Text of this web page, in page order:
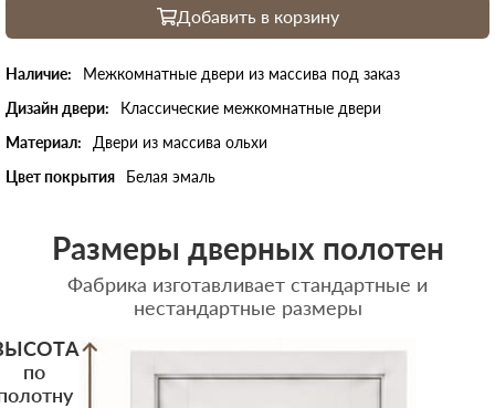
Добавить в корзину
Наличие:
Межкомнатные двери из массива под заказ
Дизайн двери:
Классические межкомнатные двери
Материал:
Двери из массива ольхи
Цвет покрытия
Белая эмаль
Размеры дверных полотен
Фабрика изготавливает стандартные и
нестандартные размеры
по